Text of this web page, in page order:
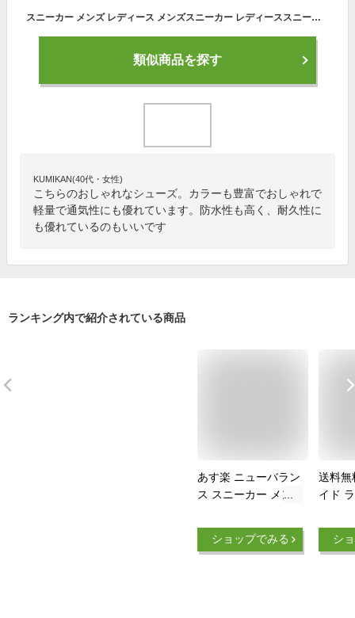
スニーカー メンズ レディース メンズスニーカー レディーススニーカー メンズシューズ カジュアル ランニングシューズ ジョギング シューズ スポーツシューズ スポーツスニーカー 蒸れない 軽い ランニング 通学 防水 通気性 耐久 クッション 男性 女性 おしゃれ
類似商品を探す
KUMIKAN(40代・女性)
こちらのおしゃれなシューズ。カラーも豊富でおしゃれで
軽量で通気性にも優れています。防水性も高く、耐久性に
も優れているのもいいです
ランキング内で紹介されている商品
あす楽 ニューバラン
ス スニーカー メン
ズ ランニング シュ
ーズ メンズ靴 運動
ショップでみる
送料無
イド
ーズ
シ